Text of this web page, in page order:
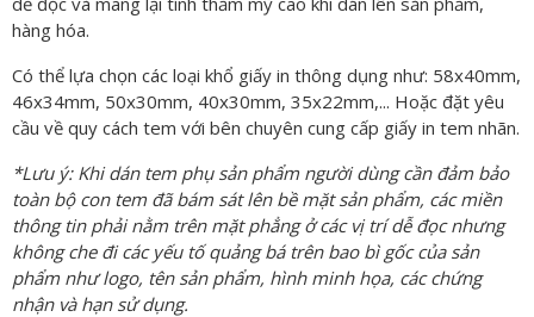
hàng hóa.
Có thể lựa chọn các loại khổ giấy in thông dụng như: 58x40mm,
46x34mm, 50x30mm, 40x30mm, 35x22mm,... Hoặc đặt yêu
cầu về quy cách tem với bên chuyên cung cấp giấy in tem nhãn.
*Lưu ý: Khi dán tem phụ sản phẩm người dùng cần đảm bảo
toàn bộ con tem đã bám sát lên bề mặt sản phẩm, các miền
thông tin phải nằm trên mặt phẳng ở các vị trí dễ đọc nhưng
không che đi các yếu tố quảng bá trên bao bì gốc của sản
phẩm như logo, tên sản phẩm, hình minh họa, các chứng
nhận và hạn sử dụng.